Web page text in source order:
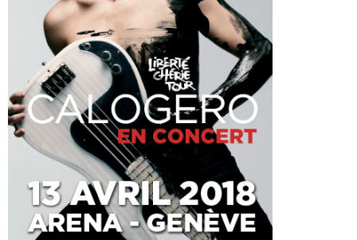
« Damn Them All » - Un duo de Choc !
Yoshi and the mysterious book